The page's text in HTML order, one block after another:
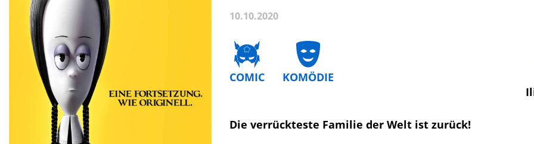
10.10.2020
COMIC
KOMÖDIE
Die verrückteste Familie der Welt ist zurück!